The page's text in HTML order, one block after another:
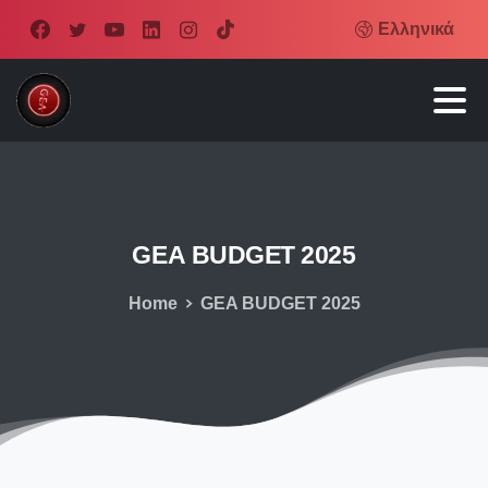
Ελληνικά
GEA BUDGET 2025
Home GEA BUDGET 2025